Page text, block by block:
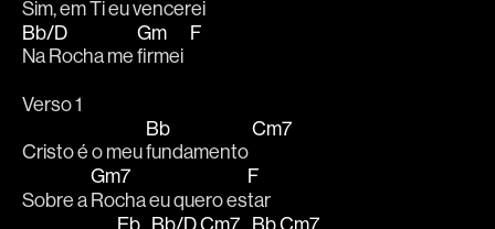
Sim, em Ti eu vencerei
Bb/D
Na Rocha me
Gm
firmei
F
Verso 1
Cristo é o meu
Bb
fundamento
Cm7
Sobre a
Gm7
Rocha eu quero es
F
tar
Eb Bb/DCm7 BbCm7